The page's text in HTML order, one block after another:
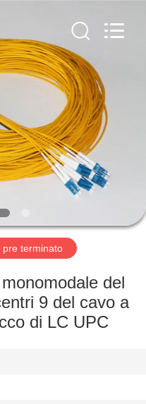
pre terminato
del
9 del cavo a
di LC UPC